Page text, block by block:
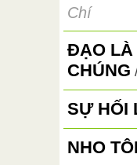
Chí
ĐẠO LÀ
CHÚNG
SỰ HỐI
NHO